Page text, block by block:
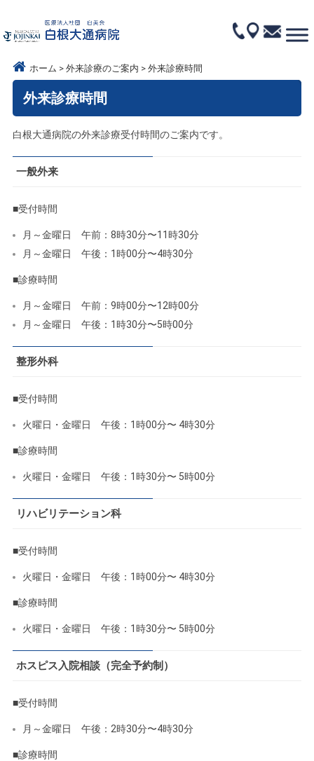
ホーム 外来診療のご案内 外来診療時間
外来診療時間
白根大通病院の外来診療受付時間のご案内です。
一般外来
■受付時間
月～金曜日 午前：8時30分〜11時30分
月～金曜日 午後：1時00分〜4時30分
■診療時間
月～金曜日 午前：9時00分〜12時00分
月～金曜日 午後：1時30分〜5時00分
整形外科
■受付時間
火曜日・金曜日 午後：1時00分〜 4時30分
■診療時間
火曜日・金曜日 午後：1時30分〜 5時00分
リハビリテーション科
■受付時間
火曜日・金曜日 午後：1時00分〜 4時30分
■診療時間
火曜日・金曜日 午後：1時30分〜 5時00分
ホスピス入院相談（完全予約制）
■受付時間
月～金曜日 午後：2時30分〜4時30分
■診療時間